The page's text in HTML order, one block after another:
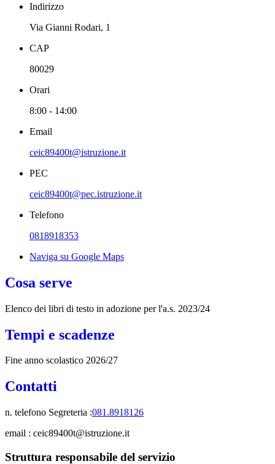
Indirizzo
Via Gianni Rodari, 1
CAP
80029
Orari
8:00 - 14:00
Email
ceic89400t@istruzione.it
PEC
ceic89400t@pec.istruzione.it
Telefono
0818918353
Naviga su Google Maps
Cosa serve
Elenco dei libri di testo in adozione per l'a.s. 2023/24
Tempi e scadenze
Fine anno scolastico 2026/27
Contatti
n. telefono Segreteria :081.8918126
email : ceic89400t@istruzione.it
Struttura responsabile del servizio